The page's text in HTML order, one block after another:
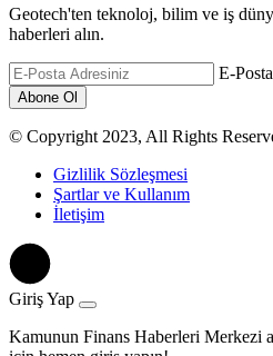
Geotech'ten teknoloj, bilim ve iş
haberleri alın.
E-
© Copyright 2023, All Rights
Gizlilik Sözleşmesi
Şartlar ve Kullanım
İletişim
Giriş Yap
Kamunun Finans Haberleri Merkezi